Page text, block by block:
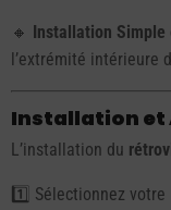
🔸 Installation Simple
l’extrémité intérieure
Installation et
L’installation du
1️⃣ Sélectionnez votre